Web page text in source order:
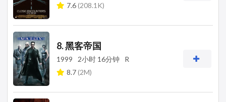
7.6(208.1K)
8. 黑客帝国
1999 2小时 16分钟
R
8.7(2M)